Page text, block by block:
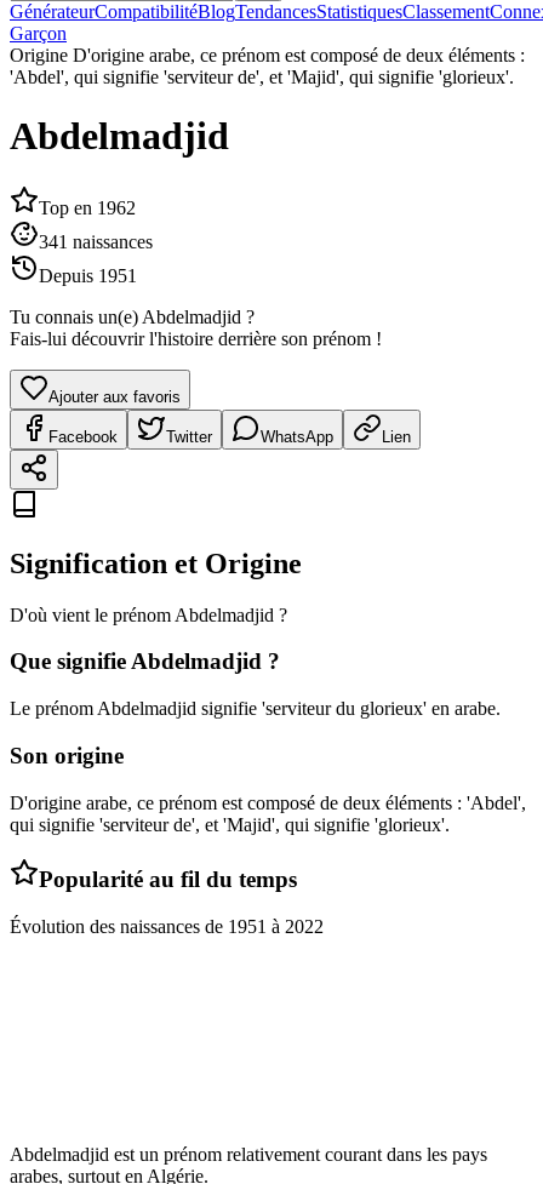
GénérateurCompatibilitéBlogTendancesStatistiquesClassement
Garçon
Origine D'origine arabe, ce prénom est composé de deux éléments :
'Abdel', qui signifie 'serviteur de', et 'Majid', qui signifie 'glorieux'.
Abdelmadjid
Top en 1962
341 naissances
Depuis 1951
Tu connais un(e) Abdelmadjid ?
Fais-lui découvrir l'histoire derrière son prénom !
Ajouter aux favoris
Facebook Twitter WhatsApp Lien
Signification et Origine
D'où vient le prénom Abdelmadjid ?
Que signifieAbdelmadjid ?
Le prénom Abdelmadjid signifie 'serviteur du glorieux' en arabe.
Son origine
D'origine arabe, ce prénom est composé de deux éléments : 'Abdel',
qui signifie 'serviteur de', et 'Majid', qui signifie 'glorieux'.
Popularité au fil du temps
Évolution des naissances de 1951 à 2022
Abdelmadjid est un prénom relativement courant dans les pays
arabes, surtout en Algérie.